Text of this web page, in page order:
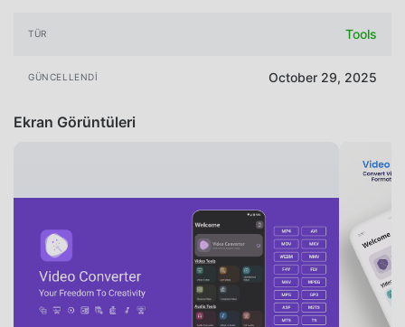
TÜR Tools
GÜNCELLENDI October 29, 2025
Ekran Görüntüleri